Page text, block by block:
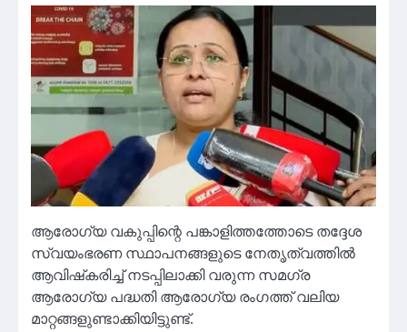
ആരോഗ്യ വകുപ്പിന്റെ പങ്കാളിത്തത്തോടെ തദ്ദേശ
സ്വയംഭരണ സ്ഥാപനങ്ങളുടെ നേതൃത്വത്തില്‍
ആവിഷ്‌കരിച്ച് നടപ്പിലാക്കി വരുന്ന സമഗ്ര
ആരോഗ്യ പദ്ധതി ആരോഗ്യ രംഗത്ത് വലിയ
മാറ്റങ്ങളുണ്ടാക്കിയിട്ടുണ്ട്.